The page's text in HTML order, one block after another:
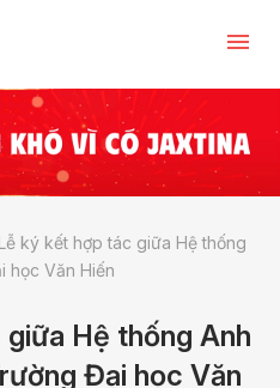
Lễ ký kết hợp tác giữa Hệ thống
học Văn Hiến
Hệ thống Anh
Đại học Văn